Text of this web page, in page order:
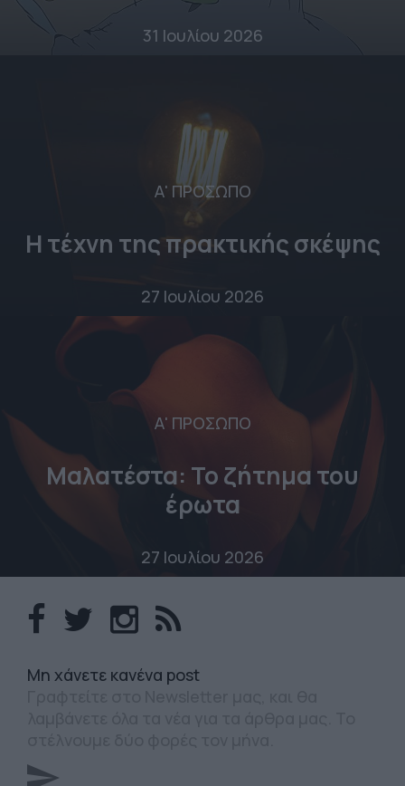
31 Ιουλίου 2026
Α' ΠΡΟΣΩΠΟ
Η τέχνη της πρακτικής σκέψης
27 Ιουλίου 2026
Α' ΠΡΟΣΩΠΟ
Μαλατέστα: Το ζήτημα του
έρωτα
27 Ιουλίου 2026
Mη χάνετε κανένα post